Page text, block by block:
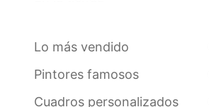
Lo más vendido
Pintores famosos
Cuadros personalizados